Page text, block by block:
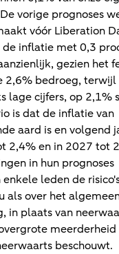
vorige prognoses
vóór Liberation
inflatie met 0,3
gezien het
2,6% bedroeg, terwijl
lage cijfers, op 2,1%
is dat de inflatie van
aard is en volgend
2,4% en in 2027 tot
in hun prognoses
leden de
als over het
in plaats van
meerderheid
beschouwt.